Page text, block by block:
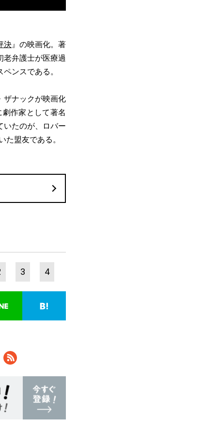
決』の映画化。著
老弁護士が医療過
ンスである。
ザナックが映画化
作家として著名
いたのが、ロバー
た盟友である。
3 4